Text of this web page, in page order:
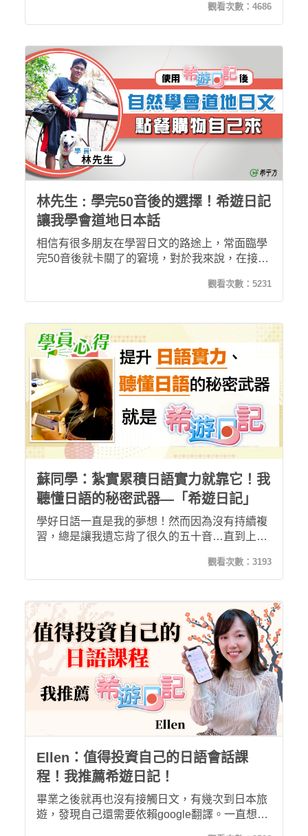
日記情境式的學習，彷彿讓她用手機旅行了一趟
日本一樣，在邊玩邊學習的過程中，也記住了諸
帶團，通通沒問題！
觀看次數： 4686
林先生 : 學完50音後的選擇！希遊日記
讓我學會道地日本話
相信有很多朋友在學習日文的路途上，常面臨學
完50音後就卡關了的窘境，對於我來說，在接觸
在已經能開始聽得懂並會說道地的日本會話，這
樣的進步是我以前不敢奢望的！疫情期間，也不
在等什麼呢 ? 趕快一起來上希遊日記吧！
觀看次數： 5231
蘇同學：紮實累積日語實力就靠它！我
聽懂日語的秘密武器—「希遊日記」
學好日語一直是我的夢想！然而因為沒有持續複
習，總是讓我遺忘背了很久的五十音…直到上
子，不僅成就感十足，更讓我有信心真正學好日
語！
觀看次數： 3193
Ellen：值得投資自己的日語會話課
程！我推薦希遊日記！
畢業之後就再也沒有接觸日文，有幾次到日本旅
遊，發現自己還需要依賴google翻譯。一直想重